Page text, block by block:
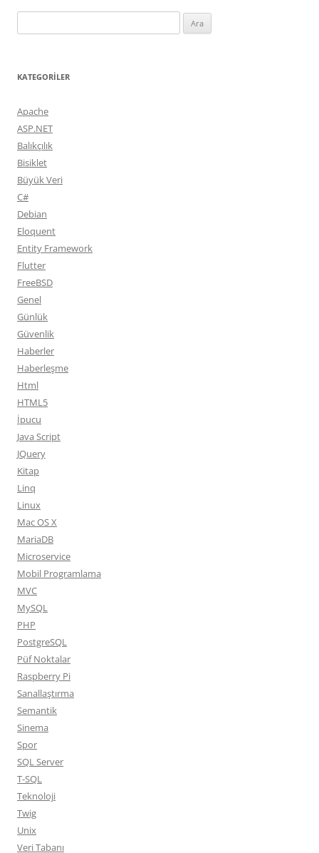
KATEGORILER
Apache
ASP.NET
Balıkçılık
Bisiklet
Büyük Veri
C#
Debian
Eloquent
Entity Framework
Flutter
FreeBSD
Genel
Günlük
Güvenlik
Haberler
Haberleşme
Html
HTML5
İpucu
Java Script
JQuery
Kitap
Linq
Linux
Mac OS X
MariaDB
Microservice
Mobil Programlama
MVC
MySQL
PHP
PostgreSQL
Püf Noktalar
Raspberry Pi
Sanallaştırma
Semantik
Sinema
Spor
SQL Server
T-SQL
Teknoloji
Twig
Unix
Veri Tabanı